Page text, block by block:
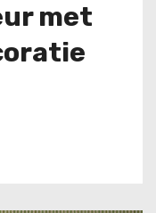
met